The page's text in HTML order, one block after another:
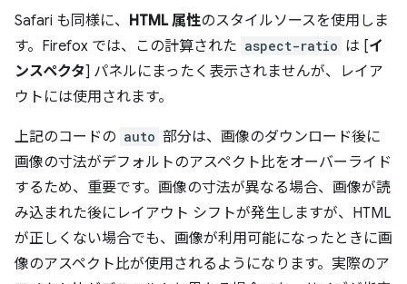
Safari も同様に、 HTML 属性のスタイルソースを使用しま
す。Firefox では、この計算された aspect-ratio は [イ
ンスペクタ] パネルにまったく表示されませんが、レイア
ウトには使用されます。
上記のコードの auto 部分は、画像のダウンロード後に
画像の寸法がデフォルトのアスペクト比をオーバーライド
するため、重要です。画像の寸法が異なる場合、画像が読
み込まれた後にレイアウト シフトが発生しますが、HTML
が正しくない場合でも、画像が利用可能になったときに画
像のアスペクト比が使用されるようになります。実際のア